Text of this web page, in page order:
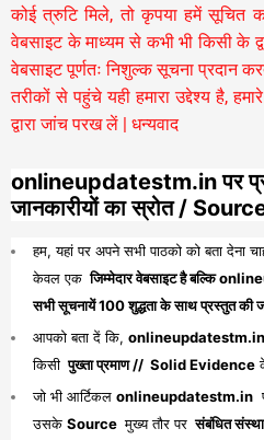
कोई त्रुटि मिले, तो कृपया हमें
वेबसाइट के माध्यम से कभी भी किसी के
वेबसाइट पूर्णतः निशुल्क सूचना प्रदान
तरीकों से पहुंचे यही हमारा उद्देश्य है,
द्वारा जांच परख लें | धन्यवाद
onlineupdatestm.in पर
जानकारीयों का स्रोत /
हम, यहां पर अपने सभी पाठको को बता देना
केवल एक जिम्मेदार वेबसाइट है बल्कि
सभी सूचनायें 100 शुद्धता के साथ प्रस्तुत की
आपको बता दें कि, onlineupdatestm.in
किसी पुख्ता प्रमाण // Solid Evidence
जो भी आर्टिकल onlineupdatestm.in
उसके Source मुख्य तौर पर संबंधित